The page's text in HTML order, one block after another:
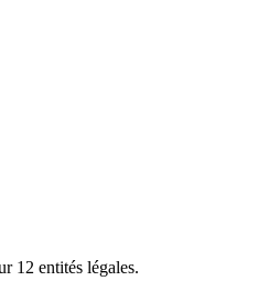
12 entités légales.